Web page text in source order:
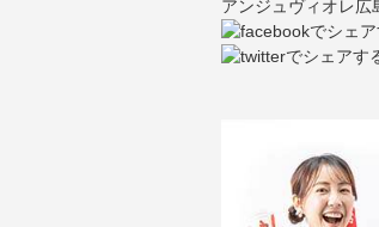
アンジュヴィオレ広